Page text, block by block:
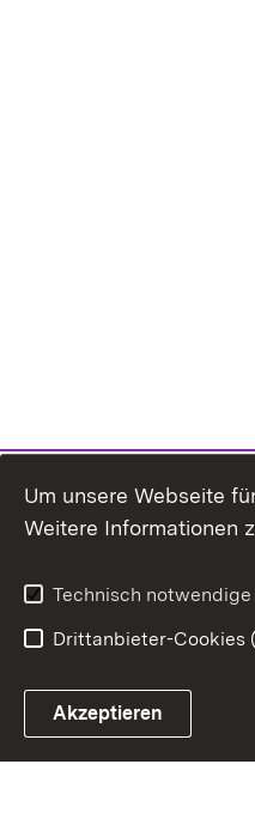
Um unsere Webseite
Weitere Informationen
Technisch
Drittanbieter-Cookies
Akzeptieren